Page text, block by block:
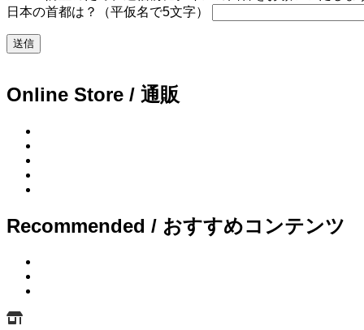
日本の首都は？（平仮名で5文字）
Online Store / 通販
Recommended / おすすめコンテンツ